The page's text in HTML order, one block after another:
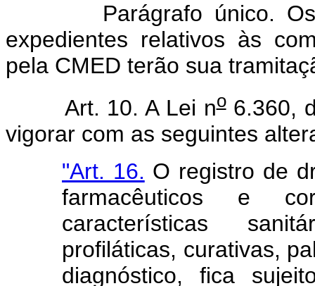
Parágrafo único. Os
expedientes relativos às
pela CMED terão sua
Art. 10. A Lei no6.360,
vigorar com as seguintes
"Art. 16. O registro de
farmacêuticos e
características
profiláticas, curativas,
diagnóstico, fica